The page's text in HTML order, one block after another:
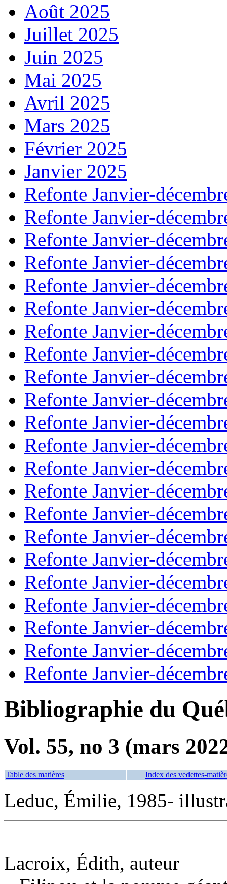
Août 2025
Juillet 2025
Juin 2025
Mai 2025
Avril 2025
Mars 2025
Février 2025
Janvier 2025
Refonte Janvier-
Refonte Janvier-
Refonte Janvier-
Refonte Janvier-
Refonte Janvier-
Refonte Janvier-
Refonte Janvier-
Refonte Janvier-
Refonte Janvier-
Refonte Janvier-
Refonte Janvier-
Refonte Janvier-
Refonte Janvier-
Refonte Janvier-
Refonte Janvier-
Refonte Janvier-
Refonte Janvier-
Refonte Janvier-
Refonte Janvier-
Refonte Janvier-
Refonte Janvier-
Refonte Janvier-
Bibliographie du
Vol. 55, no 3 (mars
Table des matières Index des vedettes-
Leduc, Émilie, 1985-
Lacroix, Édith, auteur